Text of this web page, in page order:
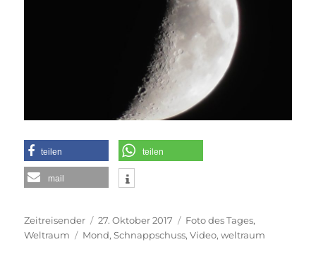
teilen teilen
mail
Autor
Zeitreisender
Veröffentlicht
am
27. Oktober 2017 Kategorien
Foto des Tages,
Weltraum
Schlagwörter
Mond,Schnappschuss,Video,weltraum